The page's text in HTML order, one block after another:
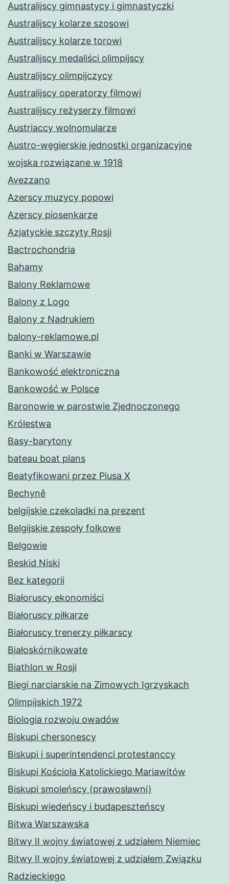
Australijscy gimnastycy i gimnastyczki
Australijscy kolarze szosowi
Australijscy kolarze torowi
Australijscy medaliści olimpijscy
Australijscy olimpijczycy
Australijscy operatorzy filmowi
Australijscy reżyserzy filmowi
Austriaccy wolnomularze
Austro-węgierskie jednostki organizacyjne
wojska rozwiązane w 1918
Avezzano
Azerscy muzycy popowi
Azerscy piosenkarze
Azjatyckie szczyty Rosji
Bactrochondria
Bahamy
Balony Reklamowe
Balony z Logo
Balony z Nadrukiem
balony-reklamowe.pl
Banki w Warszawie
Bankowość elektroniczna
Bankowość w Polsce
Baronowie w parostwie Zjednoczonego
Królestwa
Basy-barytony
bateau boat plans
Beatyfikowani przez Piusa X
Bechyně
belgijskie czekoladki na prezent
Belgijskie zespoły folkowe
Belgowie
Beskid Niski
Bez kategorii
Białoruscy ekonomiści
Białoruscy piłkarze
Białoruscy trenerzy piłkarscy
Białoskórnikowate
Biathlon w Rosji
Biegi narciarskie na Zimowych Igrzyskach
Olimpijskich 1972
Biologia rozwoju owadów
Biskupi chersonescy
Biskupi i superintendenci protestanccy
Biskupi Kościoła Katolickiego Mariawitów
Biskupi smoleńscy (prawosławni)
Biskupi wiedeńscy i budapeszteńscy
Bitwa Warszawska
Bitwy II wojny światowej z udziałem Niemiec
Bitwy II wojny światowej z udziałem Związku
Radzieckiego